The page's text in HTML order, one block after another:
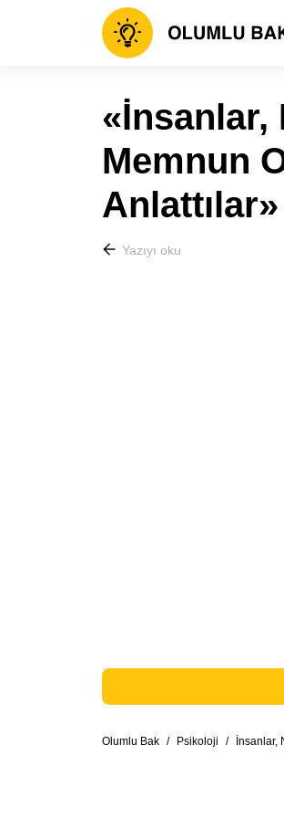
«İnsanlar,
Memnun
Yazıyı oku
Olumlu Bak / Psikoloji / İnsanlar,